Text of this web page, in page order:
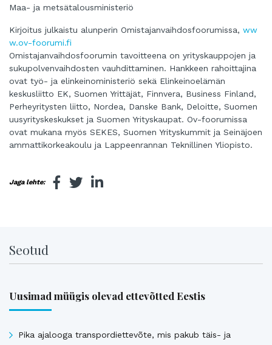
Maa- ja metsätalousministeriö
Kirjoitus julkaistu alunperin Omistajanvaihdosfoorumissa, ww
w.ov-foorumi.fi
Omistajanvaihdosfoorumin tavoitteena on yrityskauppojen ja
sukupolvenvaihdosten vauhdittaminen. Hankkeen rahoittajina
ovat työ- ja elinkeinoministeriö sekä Elinkeinoelämän
keskusliitto EK, Suomen Yrittäjät, Finnvera, Business Finland,
Perheyritysten liitto, Nordea, Danske Bank, Deloitte, Suomen
uusyrityskeskukset ja Suomen Yrityskaupat. Ov-foorumissa
ovat mukana myös SEKES, Suomen Yrityskummit ja Seinäjoen
ammattikorkeakoulu ja Lappeenrannan Teknillinen Yliopisto.
Jaga lehte:
Seotud
Uusimad müügis olevad ettevõtted Eestis
Pika ajalooga transpordiettevõte, mis pakub täis- ja